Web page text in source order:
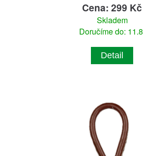
Cena: 299 Kč
Skladem
Doručíme do:
Detail